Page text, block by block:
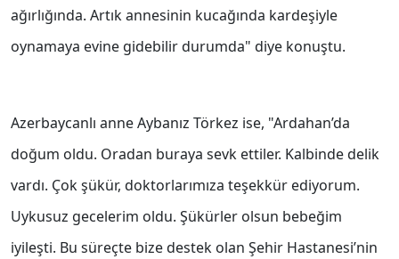
ağırlığında. Artık annesinin kucağında kardeşiyle
oynamaya evine gidebilir durumda" diye konuştu.
Azerbaycanlı anne Aybanız Törkez ise, "Ardahan’da
doğum oldu. Oradan buraya sevk ettiler. Kalbinde delik
vardı. Çok şükür, doktorlarımıza teşekkür ediyorum.
Uykusuz gecelerim oldu. Şükürler olsun bebeğim
iyileşti. Bu süreçte bize destek olan Şehir Hastanesi’nin